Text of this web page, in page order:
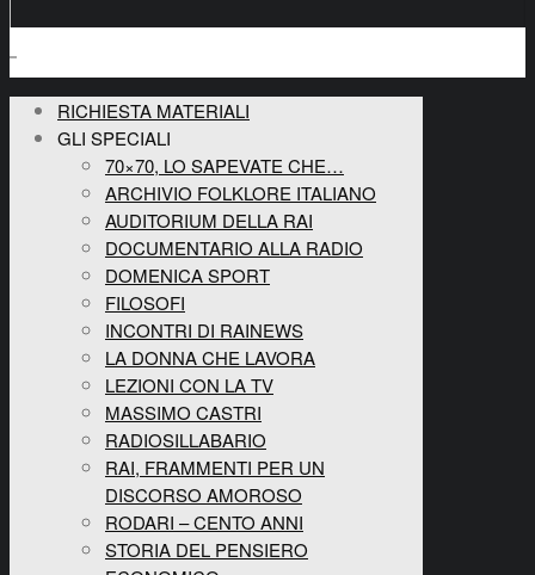
RICHIESTA MATERIALI
GLI SPECIALI
70×70, LO SAPEVATE CHE…
ARCHIVIO FOLKLORE ITALIANO
AUDITORIUM DELLA RAI
DOCUMENTARIO ALLA RADIO
DOMENICA SPORT
FILOSOFI
INCONTRI DI RAINEWS
LA DONNA CHE LAVORA
LEZIONI CON LA TV
MASSIMO CASTRI
RADIOSILLABARIO
RAI, FRAMMENTI PER UN
DISCORSO AMOROSO
RODARI – CENTO ANNI
STORIA DEL PENSIERO